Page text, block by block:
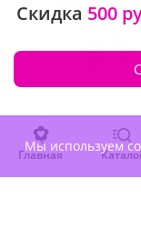
5(69)
Букет "Королева
Главная
Скидка 500
Мы используем